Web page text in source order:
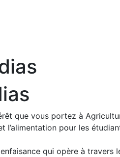
que vous portez à
l’alimentation pour les
qui opère à